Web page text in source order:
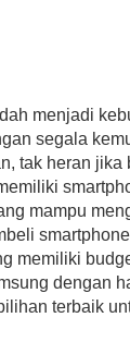
menjadi
segala
tak heran jika
mampu
memiliki
dengan
terbaik